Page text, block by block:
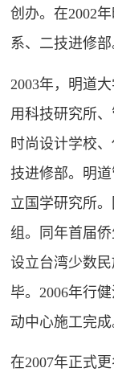
创办。在2002
系、二技进修部
2003年，明道
用科技研究所
时尚设计学校
技进修部。明
立国学研究所。
组。同年首届
设立台湾少数民
毕。2006年行
动中心施工完成
在2007年正式